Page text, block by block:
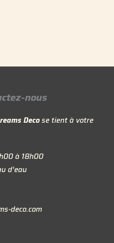
nous
Decose tient à votre
à 18h00
d’eau
deco.com